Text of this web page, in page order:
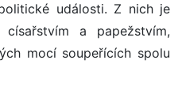
události. Z nich je
a papežstvím,
mocí soupeřících spolu